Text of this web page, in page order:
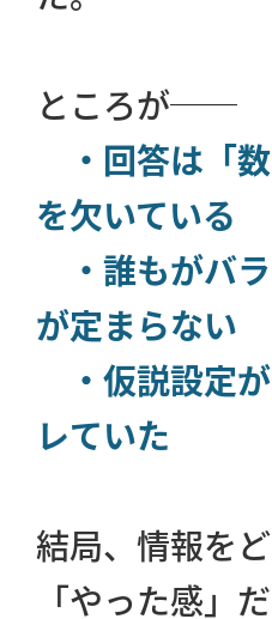
ところが──
・回答は「
を欠いている
・誰もがバ
が定まらない
・仮説設定
レていた
結局、情報を
「やった感」